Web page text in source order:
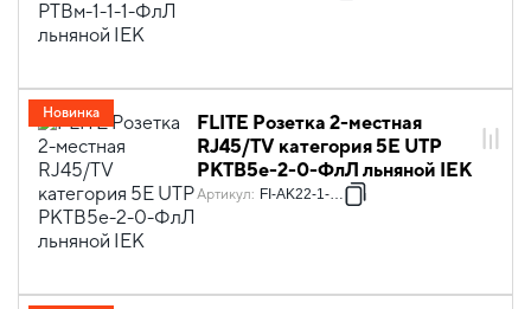
FLITE Розетка 2-местная
RJ45/TV категория 5Е UTP
РКТВ5е-2-0-ФлЛ льняной IEK
Артикул: FI-AK22-1-K88
Новинка